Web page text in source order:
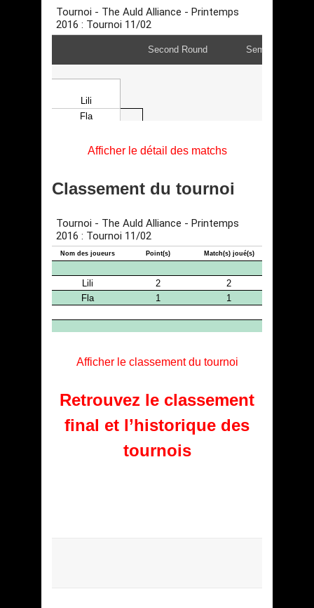
Afficher le détail des matchs
Classement du tournoi
Afficher le classement du tournoi
Retrouvez le classement
final et l’historique des
tournois